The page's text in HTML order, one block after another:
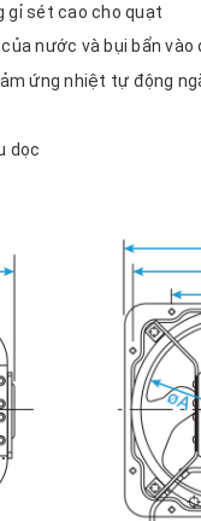
gỉ sét cao cho quạt
nước và bụi bẩn
ứng nhiệt tự động
dọc